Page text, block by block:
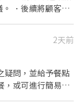
．後續將顧客點
的助手，處理烹飪
責洗、剝、削、
．準備不同餐點
．負責擺盤、打包
2天前
疑問，並給予餐點
，或可進行簡易餐